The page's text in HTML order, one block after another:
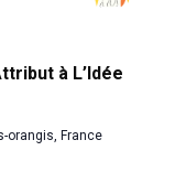
à L’Idée
orangis, France